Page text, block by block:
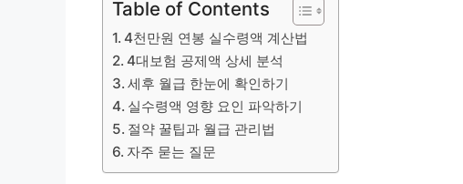
Table of Contents
4천만원 연봉 실수령액 계산법
4대보험 공제액 상세 분석
세후 월급 한눈에 확인하기
실수령액 영향 요인 파악하기
절약 꿀팁과 월급 관리법
자주 묻는 질문